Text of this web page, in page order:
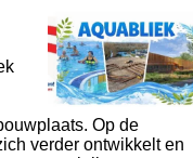
Op de
verder ontwikkelt en